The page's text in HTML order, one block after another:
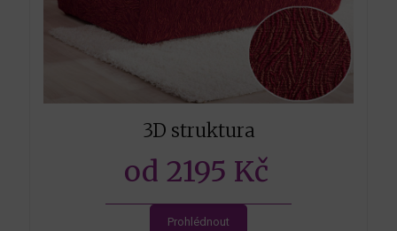
3D struktura
od 2195 Kč
Prohlédnout